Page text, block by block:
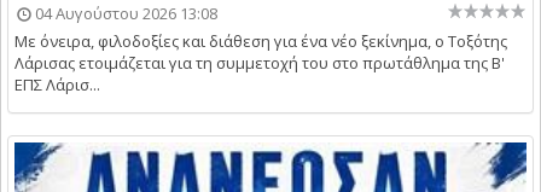
04 Αυγούστου 2026 13:08
Με όνειρα, φιλοδοξίες και διάθεση για ένα νέο ξεκίνημα, ο Τοξότης
Λάρισας ετοιμάζεται για τη συμμετοχή του στο πρωτάθλημα της Β'
ΕΠΣ Λάρισ...